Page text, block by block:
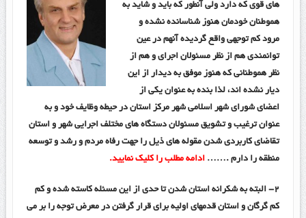
های قوی که دارد ولی آنطور که باید و شاید به
هموطنان خودمان هنوز شناسانده نشده و
مرود کم توجهی واقع گردیده آنهم در عین
توانمندی هم از نظر مسئولان اجرای و هم از
نظر هموطنانی که هنوز موفق به دیدار از این
دیار نشده اند، لذا بنده به عنوان یکی از
اعضای شورای شهر اسلامی شهر مرکز استان در حیطه وظایف خود و به
عنوان ترغیب و تشویق مسئولان دستگاه های مختلف اجرایی شهر و استان
تقاضای کاربردی شدن مقوله های ذیل را جهت رفاه مردم و رشد و توسعه
منطقه را دارم .…… ادامه مطلب را کلیک نمایید.
۲-
البته به شکرانه استان شدن تا حدی از این مسئله کاسته شده و کم
کم گرگان و استان قدمهای اولیه برای قرار گرفتن در معرض توجه را بر می